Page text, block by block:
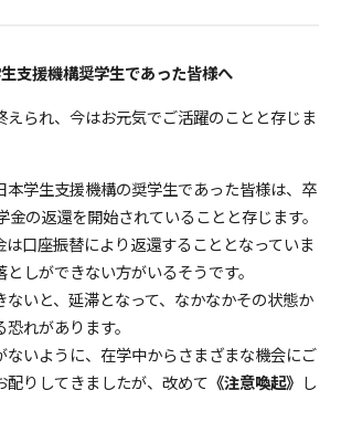
支援機構奨学生であった皆様へ
られ、今はお元気でご活躍のことと存じま
学生支援機構の奨学生であった皆様は、卒
の返還を開始されていることと存じます。
口座振替により返還することとなっていま
しができない方がいるそうです。
いと、延滞となって、なかなかその状態か
れがあります。
いように、在学中からさまざまな機会にご
配りしてきましたが、改めて 《注意喚起》 し